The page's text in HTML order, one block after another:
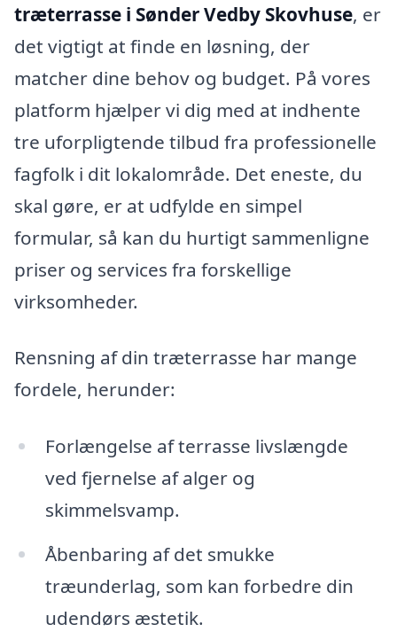
træterrasse i Sønder Vedby Skovhuse, er
det vigtigt at finde en løsning, der
matcher dine behov og budget. På vores
platform hjælper vi dig med at indhente
tre uforpligtende tilbud fra professionelle
fagfolk i dit lokalområde. Det eneste, du
skal gøre, er at udfylde en simpel
formular, så kan du hurtigt sammenligne
priser og services fra forskellige
virksomheder.
Rensning af din træterrasse har mange
fordele, herunder:
Forlængelse af terrasse livslængde
ved fjernelse af alger og
skimmelsvamp.
Åbenbaring af det smukke
træunderlag, som kan forbedre din
udendørs æstetik.